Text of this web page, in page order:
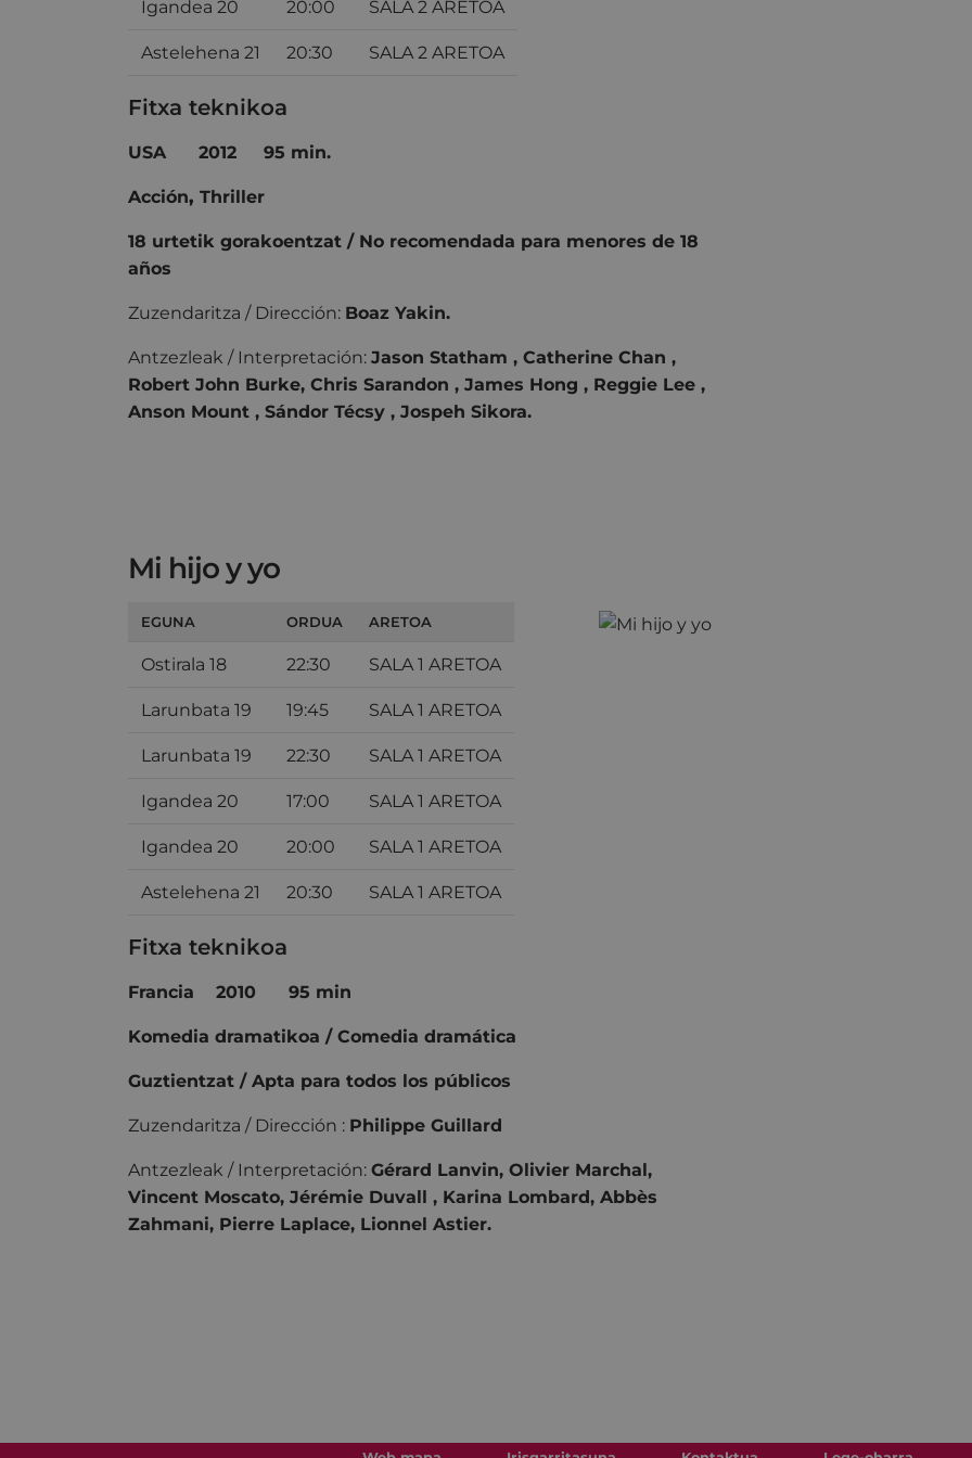
Igandea 20 20:00 SALA 2 ARETOA
Astelehena 21 20:30 SALA 2 ARETOA
Fitxa teknikoa
USA 2012 95 min.
Acción, Thriller
18 urtetik gorakoentzat / No recomendada para menores de 18
años
Zuzendaritza / Dirección: Boaz Yakin.
Antzezleak / Interpretación: Jason Statham , Catherine Chan ,
Robert John Burke, Chris Sarandon , James Hong , Reggie Lee ,
Anson Mount , Sándor Técsy , Jospeh Sikora.
Mi hijo y yo
EGUNA ORDUA ARETOA
Ostirala 18 22:30 SALA 1 ARETOA
Larunbata 19 19:45 SALA 1 ARETOA
Larunbata 19 22:30 SALA 1 ARETOA
Igandea 20 17:00 SALA 1 ARETOA
Igandea 20 20:00 SALA 1 ARETOA
Astelehena 21 20:30 SALA 1 ARETOA
Fitxa teknikoa
Francia 2010 95 min
Komedia dramatikoa / Comedia dramática
Guztientzat / Apta para todos los públicos
Zuzendaritza / Dirección : Philippe Guillard
Antzezleak / Interpretación: Gérard Lanvin, Olivier Marchal,
Vincent Moscato, Jérémie Duvall , Karina Lombard, Abbès
Zahmani, Pierre Laplace, Lionnel Astier.